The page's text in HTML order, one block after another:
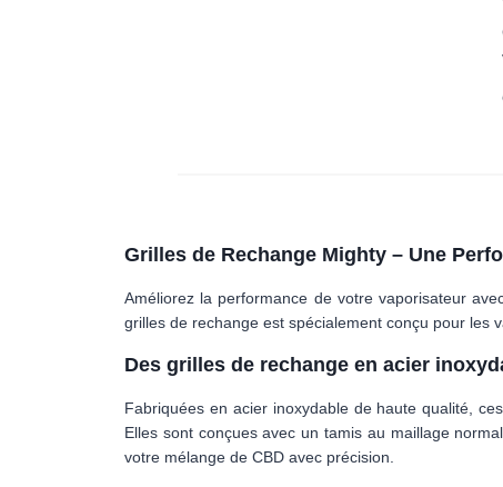
Grilles de Rechange Mighty – Une
Améliorez la performance de votre vaporisateur
grilles de rechange est spécialement conçu pour les
Des grilles de rechange en acier
Fabriquées en acier inoxydable de haute qualité,
Elles sont conçues avec un tamis au maillage
votre mélange de CBD avec précision.